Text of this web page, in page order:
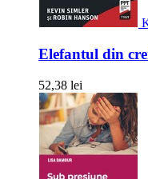
Elefantul din
52,38 lei